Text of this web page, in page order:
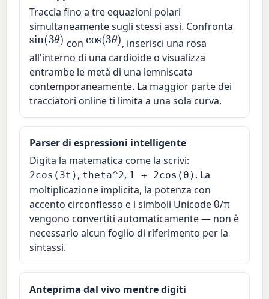
Traccia fino a tre equazioni polari
simultaneamente sugli stessi assi. Confronta
sin(3θ)
con
cos(3θ)
, inserisci una rosa
all'interno di una cardioide o visualizza
entrambe le metà di una lemniscata
contemporaneamente. La maggior parte dei
tracciatori online ti limita a una sola curva.
Parser di espressioni intelligente
Digita la matematica come la scrivi:
2cos(3t) , theta^2, 1 + 2cos(θ) . La
moltiplicazione implicita, la potenza con
accento circonflesso e i simboli Unicode θ/π
vengono convertiti automaticamente — non è
necessario alcun foglio di riferimento per la
sintassi.
Anteprima dal vivo mentre digiti